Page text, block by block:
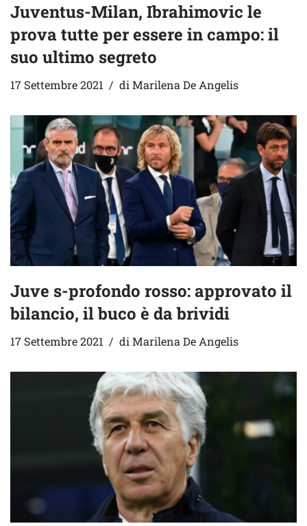
Juventus-Milan, Ibrahimovic le
prova tutte per essere in campo: il
suo ultimo segreto
17 Settembre 2021 di Marilena De Angelis
Juve s-profondo rosso: approvato il
bilancio, il buco è da brividi
17 Settembre 2021 di Marilena De Angelis